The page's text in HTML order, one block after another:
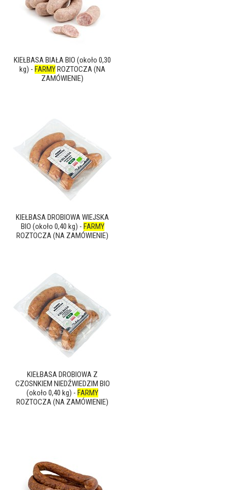
KIEŁBASA BIAŁA BIO (około 0,30
kg) - FARMYROZTOCZA (NA
ZAMÓWIENIE)
KIEŁBASA DROBIOWA WIEJSKA
BIO (około 0,40 kg) - FARMY
ROZTOCZA (NA ZAMÓWIENIE)
KIEŁBASA DROBIOWA Z
CZOSNKIEM NIEDŹWIEDZIM BIO
(około 0,40 kg) - FARMY
ROZTOCZA (NA ZAMÓWIENIE)